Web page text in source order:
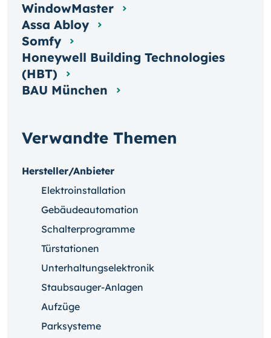
Verwandte Themen
Hersteller/Anbieter
Elektroinstallation
Gebäudeautomation
Schalterprogramme
Türstationen
Unterhaltungselektronik
Staubsauger-Anlagen
Aufzüge
Parksysteme
WindowMaster
Assa Abloy
Somfy
Honeywell Building Technologies
(HBT)
BAU München